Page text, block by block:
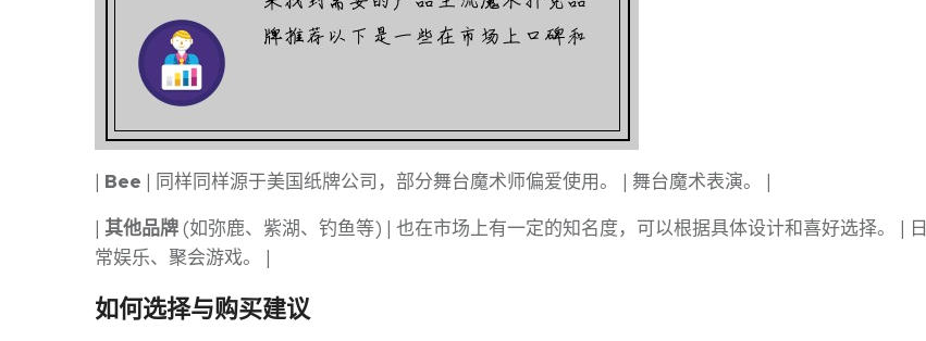
| Bee | 同样同样源于美国纸牌公司，部分舞台魔术师偏爱使用。 | 舞台魔术表演。 |
| 其他品牌(如弥鹿、紫湖、钓鱼等) | 也在市场上有一定的知名度，可以根据具体设计和喜好选择。 | 日
常娱乐、聚会游戏。 |
如何选择与购买建议